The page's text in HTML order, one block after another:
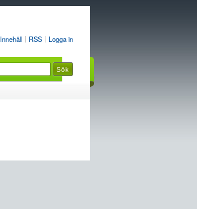
Innehåll RSS Logga in